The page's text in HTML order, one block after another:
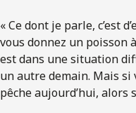
« Ce dont je parle, c’est
vous donnez un poisson
est dans une situation
un autre demain. Mais si
pêche aujourd’hui, alors